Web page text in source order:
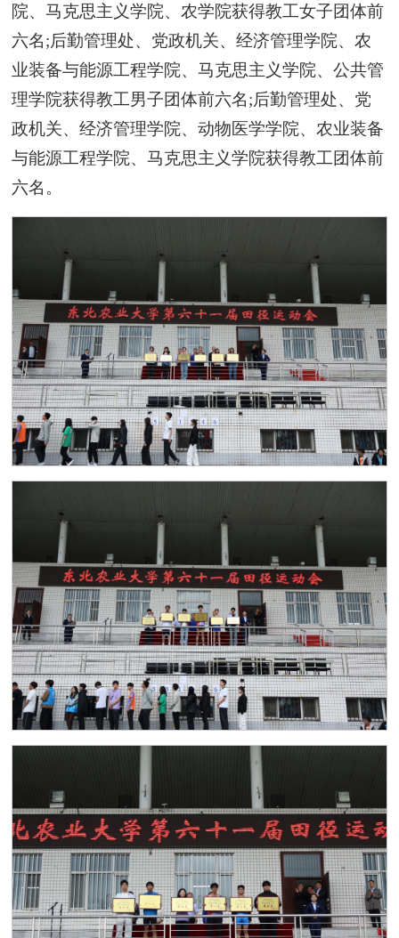
院、马克思主义学院、农学院获得教工女子团体前
六名;后勤管理处、党政机关、经济管理学院、农
业装备与能源工程学院、马克思主义学院、公共管
理学院获得教工男子团体前六名;后勤管理处、党
政机关、经济管理学院、动物医学学院、农业装备
与能源工程学院、马克思主义学院获得教工团体前
六名。